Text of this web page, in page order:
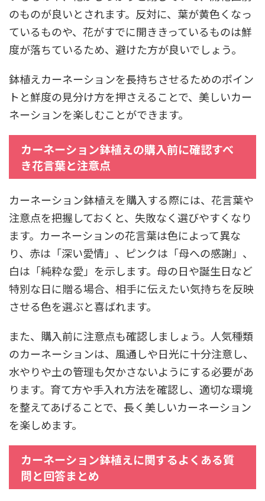
のものが良いとされます。反対に、葉が黄色くなっ
ているものや、花がすでに開ききっているものは鮮
度が落ちているため、避けた方が良いでしょう。
鉢植えカーネーションを長持ちさせるためのポイン
トと鮮度の見分け方を押さえることで、美しいカー
ネーションを楽しむことができます。
カーネーション鉢植えの購入前に確認すべ
き花言葉と注意点
カーネーション鉢植えを購入する際には、花言葉や
注意点を把握しておくと、失敗なく選びやすくなり
ます。カーネーションの花言葉は色によって異な
り、赤は「深い愛情」、ピンクは「母への感謝」、
白は「純粋な愛」を示します。母の日や誕生日など
特別な日に贈る場合、相手に伝えたい気持ちを反映
させる色を選ぶと喜ばれます。
また、購入前に注意点も確認しましょう。人気種類
のカーネーションは、風通しや日光に十分注意し、
水やりや土の管理も欠かさないようにする必要があ
ります。育て方や手入れ方法を確認し、適切な環境
を整えてあげることで、長く美しいカーネーション
を楽しめます。
カーネーション鉢植えに関するよくある質
問と回答まとめ